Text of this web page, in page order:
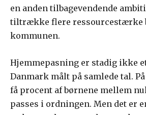
en anden tilbagevendende
tiltrække flere ressourcestærke
kommunen.
Hjemmepasning er stadig ikke
Danmark målt på samlede tal.
få procent af børnene mellem
passes i ordningen. Men det er